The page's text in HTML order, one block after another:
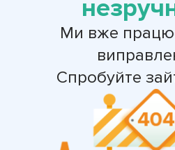
Ми вже
Спробуйте